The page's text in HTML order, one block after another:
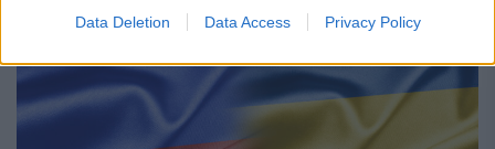
Data Deletion Data Access Privacy Policy